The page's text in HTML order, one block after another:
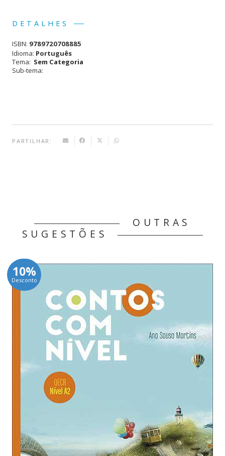
13,30 €.
Crescer
quero
DETALHES
ISBN: 9789720708885
Idioma: Português
Tema: Sem Categoria
Sub-tema:
PARTILHAR:
OUTRAS
SUGESTÕES
10%
Desconto